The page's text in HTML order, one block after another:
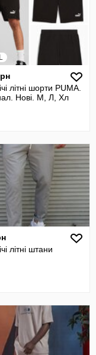
літні шорти PUMA.
Нові. М, Л, Хл
літні штани